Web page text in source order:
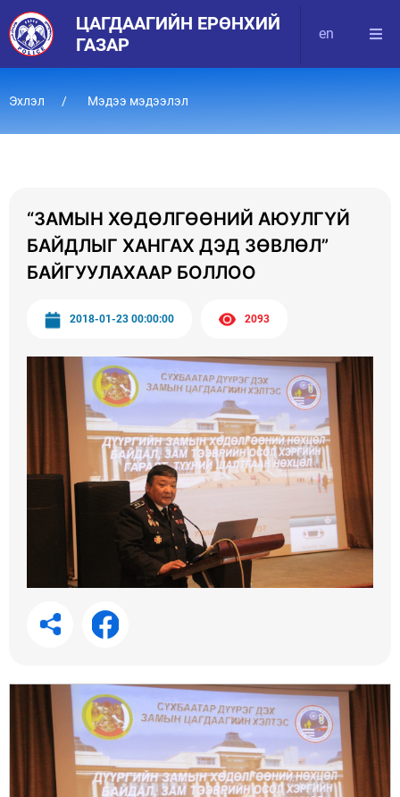
ЦАГДААГИЙН ЕРӨНХИЙ
ГАЗАР
en
Эхлэл Мэдээ мэдээлэл
“ЗАМЫН ХӨДӨЛГӨӨНИЙ АЮУЛГҮЙ
БАЙДЛЫГ ХАНГАХ ДЭД ЗӨВЛӨЛ”
БАЙГУУЛАХААР БОЛЛОО
2018-01-23 00:00:00 2093